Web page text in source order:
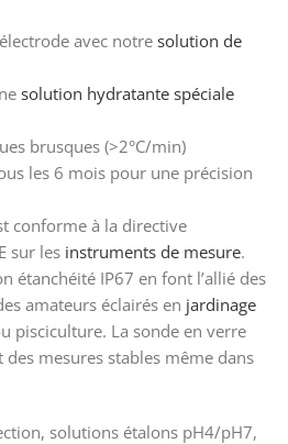
avec notre solution de
solution hydratante spéciale
brusques (>2°C/min)
les 6 mois pour une précision
conforme à la directive
sur les instruments de mesure.
étanchéité IP67 en font l’allié des
amateurs éclairés en jardinage
pisciculture. La sonde en verre
mesures stables même dans
solutions étalons pH4/pH7,